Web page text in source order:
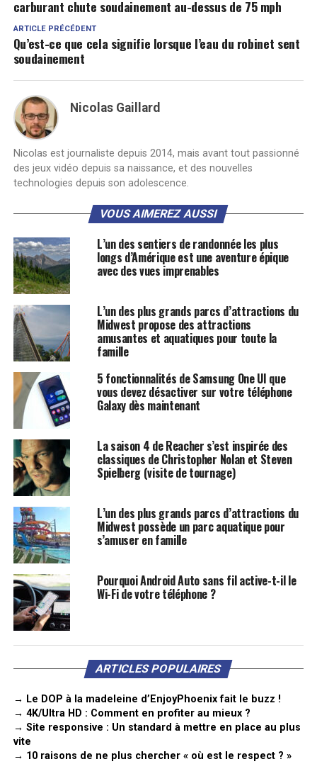
carburant chute soudainement au-dessus de 75 mph
ARTICLE PRÉCÉDENT
Qu’est-ce que cela signifie lorsque l’eau du robinet sent
soudainement
Nicolas Gaillard
Nicolas est journaliste depuis 2014, mais avant tout passionné
des jeux vidéo depuis sa naissance, et des nouvelles
technologies depuis son adolescence.
VOUS AIMEREZ AUSSI
L’un des sentiers de randonnée les plus
longs d’Amérique est une aventure épique
avec des vues imprenables
L’un des plus grands parcs d’attractions du
Midwest propose des attractions
amusantes et aquatiques pour toute la
famille
5 fonctionnalités de Samsung One UI que
vous devez désactiver sur votre téléphone
Galaxy dès maintenant
La saison 4 de Reacher s’est inspirée des
classiques de Christopher Nolan et Steven
Spielberg (visite de tournage)
L’un des plus grands parcs d’attractions du
Midwest possède un parc aquatique pour
s’amuser en famille
Pourquoi Android Auto sans fil active-t-il le
Wi-Fi de votre téléphone ?
ARTICLES POPULAIRES
→ Le DOP à la madeleine d’EnjoyPhoenix fait le buzz !
→ 4K/Ultra HD : Comment en profiter au mieux ?
→ Site responsive : Un standard à mettre en place au plus
vite
→ 10 raisons de ne plus chercher « où est le respect ? »